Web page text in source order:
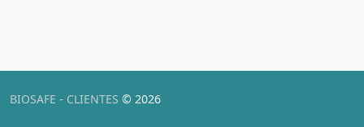
BIOSAFE - CLIENTES © 2026